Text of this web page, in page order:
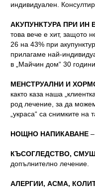
индивидуален.
АКУПУНКТУРА ПРИ ИН
това вече е хит, защото
26 на 43% при
прилагаме най-
в „Майчин дом“ 30
МЕНСТРУАЛНИ И
както каза наша
род лечение, за да
„украса“ са снимките
НОЩНО НАПИКАВАНЕ
КЪСОГЛЕДСТВО,
допълнително лечение.
АЛЕРГИИ, АСМА,